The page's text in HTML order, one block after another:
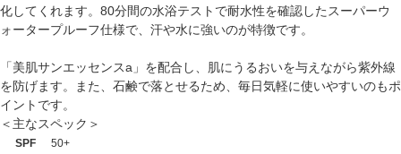
化してくれます。80分間の水浴テストで耐水性を確認したスーパーウ
ォータープルーフ仕様で、汗や水に強いのが特徴です。
「美肌サンエッセンスa」を配合し、肌にうるおいを与えながら紫外線
を防げます。また、石鹸で落とせるため、毎日気軽に使いやすいのもポ
イントです。
＜主なスペック＞
SPF
50+